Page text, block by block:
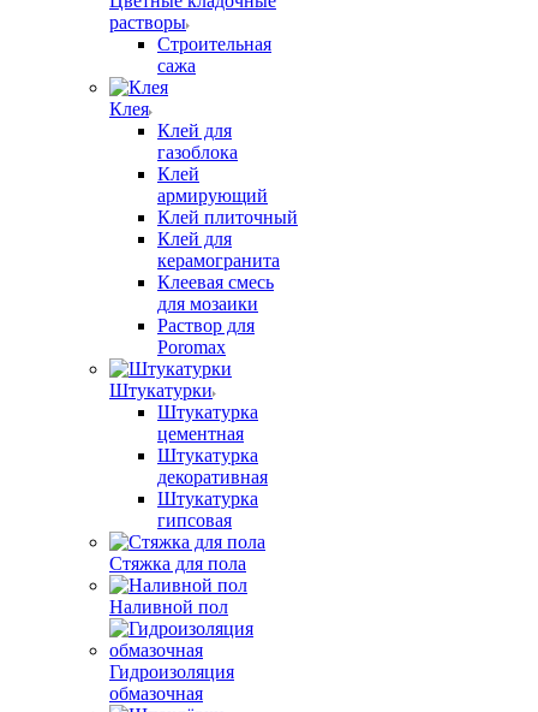
растворы
Строительная
сажа
Клея
Клей для
газоблока
Клей
армирующий
Клей плиточный
Клей для
керамогранита
Клеевая смесь
для мозаики
Раствор для
Poromax
Штукатурки
Штукатурка
цементная
Штукатурка
декоративная
Штукатурка
гипсовая
Стяжка для пола
Наливной пол
Гидроизоляция
обмазочная